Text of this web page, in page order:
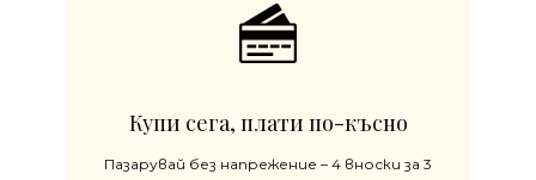
Купи сега, плати по-късно
Пазарувай без напрежение – 4 вноски за 3